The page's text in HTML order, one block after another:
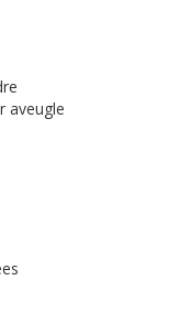
aveugle